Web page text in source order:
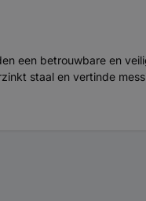
een betrouwbare en
staal en vertinde